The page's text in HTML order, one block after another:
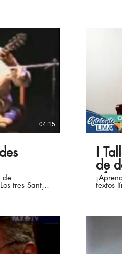
04:15
de
en el
/
/
I
de
textos
Lee